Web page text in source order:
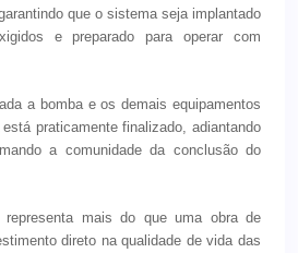
que o sistema seja implantado
e preparado para operar com
a bomba e os demais equipamentos
praticamente finalizado, adiantando
a comunidade da conclusão do
mais do que uma obra de
direto na qualidade de vida das